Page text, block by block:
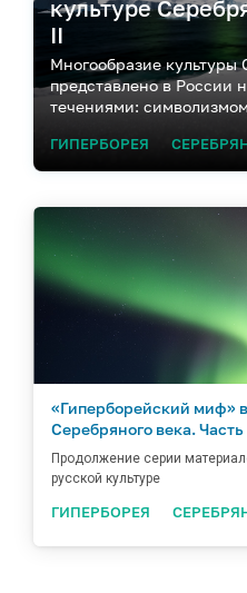
культуре
II
Многообразие культуры
представлено в России
течениями:
культурных течений так
элементы
ГИПЕРБОРЕЯ
«Гиперборейский миф»
Серебряного века. Часть
Продолжение серии
русской культуре
ГИПЕРБОРЕЯ